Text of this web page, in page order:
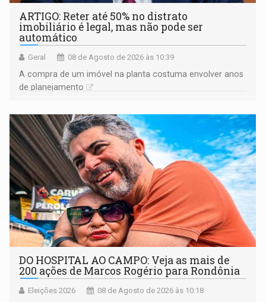
ARTIGO: Reter até 50% no distrato
imobiliário é legal, mas não pode ser
automático
Geral 08 de Agosto de 2026 às 10:39
A compra de um imóvel na planta costuma envolver anos
de planejamento
DO HOSPITAL AO CAMPO: Veja as mais de
200 ações de Marcos Rogério para Rondônia
Eleições 2026 08 de Agosto de 2026 às 10:18